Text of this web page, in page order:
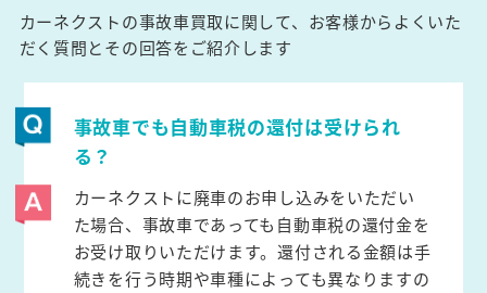
カーネクストの事故車買取に関して、お客様からよくいた
だく質問とその回答をご紹介します
事故車でも自動車税の還付は受けられ
る？
カーネクストに廃車のお申し込みをいただい
た場合、事故車であっても自動車税の還付金を
お受け取りいただけます。還付される金額は手
続きを行う時期や車種によっても異なりますの